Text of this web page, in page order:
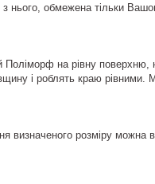
з нього, обмежена тільки
Поліморф на рівну поверхню,
і роблять краю рівними.
визначеного розміру можна